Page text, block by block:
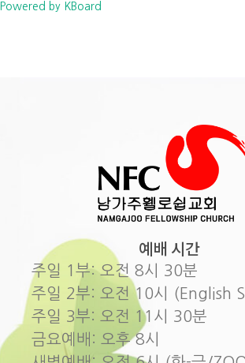
Powered by KBoard
예배 시간
주일 1부: 오전 8시 30분
주일 2부: 오전 10시 (English
주일 3부: 오전 11시 30분
금요예배: 오후 8시